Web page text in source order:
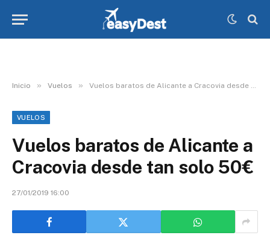
Inicio » Vuelos » Vuelos baratos de Alicante a Cracovia desde tan solo 50€
VUELOS
Vuelos baratos de Alicante a
Cracovia desde tan solo 50€
27/01/2019 16:00